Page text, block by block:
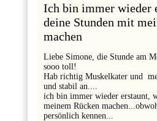
Ich bin immer wieder
deine Stunden mit
machen
Liebe Simone, die Stunde am
sooo toll!
Hab richtig Muskelkater und
und stabil an....
ich bin immer wieder erstaunt,
meinem Rücken
persönlich kennen...